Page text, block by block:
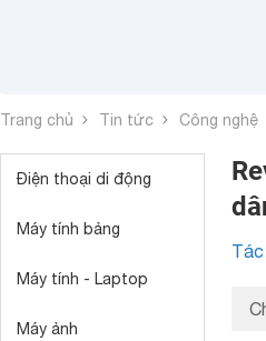
Trang chủ Tin tức Công nghệ
Điện thoại di động
Máy tính bảng
Máy tính - Laptop
Máy ảnh
Tác